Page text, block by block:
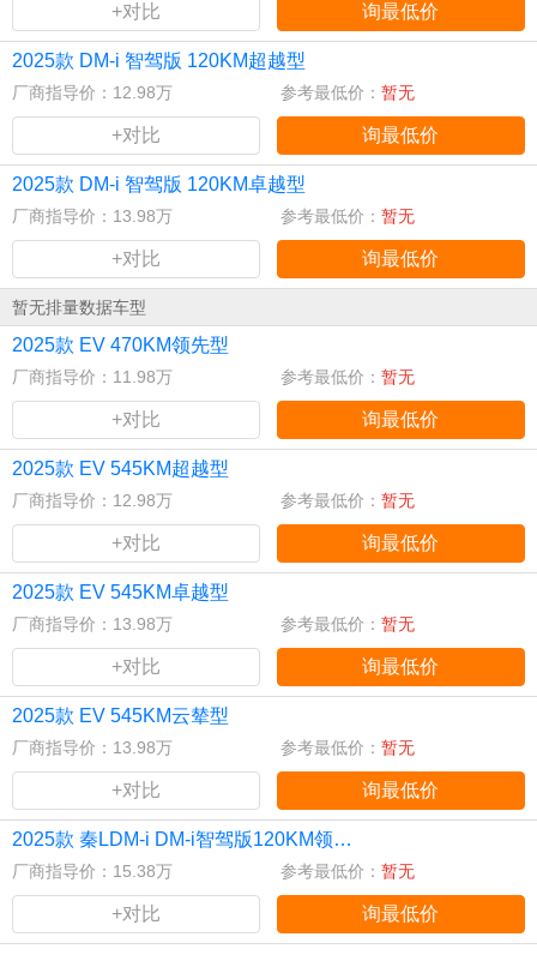
+对比 询最低价
2025款 DM-i 智驾版 120KM超越型
厂商指导价：12.98万 参考最低价： 暂无
+对比 询最低价
2025款 DM-i 智驾版 120KM卓越型
厂商指导价：13.98万 参考最低价： 暂无
+对比 询最低价
暂无排量数据车型
2025款 EV 470KM领先型
厂商指导价：11.98万 参考最低价： 暂无
+对比 询最低价
2025款 EV 545KM超越型
厂商指导价：12.98万 参考最低价： 暂无
+对比 询最低价
2025款 EV 545KM卓越型
厂商指导价：13.98万 参考最低价： 暂无
+对比 询最低价
2025款 EV 545KM云辇型
厂商指导价：13.98万 参考最低价： 暂无
+对比 询最低价
2025款 秦LDM-i DM-i智驾版120KM领航版
厂商指导价：15.38万 参考最低价： 暂无
+对比 询最低价